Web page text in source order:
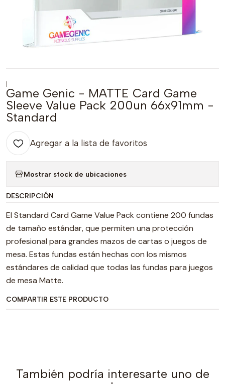
|
Game Genic - MATTE Card Game
Sleeve Value Pack 200un 66x91mm -
Standard
Agregar a la lista de favoritos
Mostrar stock de ubicaciones
DESCRIPCIÓN
El Standard Card Game Value Pack contiene 200 fundas
de tamaño estándar, que permiten una protección
profesional para grandes mazos de cartas o juegos de
mesa. Estas fundas están hechas con los mismos
estándares de calidad que todas las fundas para juegos
de mesa Matte.
COMPARTIR ESTE PRODUCTO
También podría interesarte uno de